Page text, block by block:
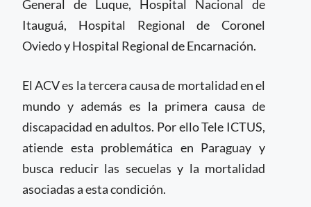
General de Luque, Hospital Nacional de
Itauguá, Hospital Regional de Coronel
Oviedo y Hospital Regional de Encarnación.
El ACV es la tercera causa de mortalidad en el
mundo y además es la primera causa de
discapacidad en adultos. Por ello Tele ICTUS,
atiende esta problemática en Paraguay y
busca reducir las secuelas y la mortalidad
asociadas a esta condición.